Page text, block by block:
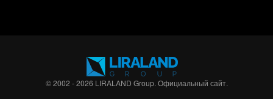
© 2002 - 2026 LIRALAND Group. Официальный сайт.